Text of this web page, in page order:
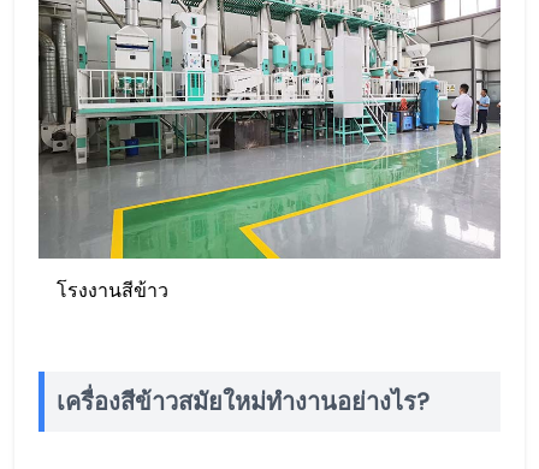
โรงงานสีข้าว
เครื่องสีข้าวสมัยใหม่ทำงานอย่างไร?